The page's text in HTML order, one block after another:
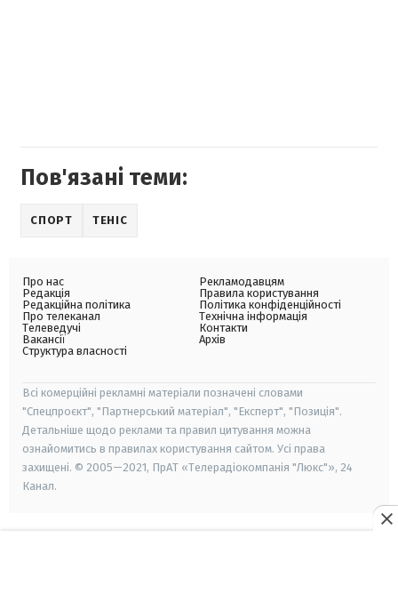
Пов'язані теми:
СПОРТ ТЕНІС
Про нас
Редакція
Редакційна політика
Про телеканал
Телеведучі
Вакансії
Структура власності
Рекламодавцям
Правила користування
Політика конфіденційності
Технічна інформація
Контакти
Архів
Всі комерційні рекламні матеріали позначені словами
"Спецпроєкт", "Партнерський матеріал", "Експерт", "Позиція".
Детальніше щодо реклами та правил цитування можна
ознайомитись в правилах користування сайтом. Усі права
захищені. © 2005—2021, ПрАТ «Телерадіокомпанія "Люкс"», 24
Канал.